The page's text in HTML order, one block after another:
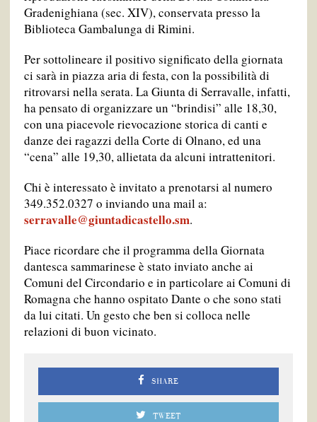
Gradenighiana (sec. XIV), conservata presso la
Biblioteca Gambalunga di Rimini.
Per sottolineare il positivo significato della giornata
ci sarà in piazza aria di festa, con la possibilità di
ritrovarsi nella serata. La Giunta di Serravalle, infatti,
ha pensato di organizzare un “brindisi” alle 18,30,
con una piacevole rievocazione storica di canti e
danze dei ragazzi della Corte di Olnano, ed una
“cena” alle 19,30, allietata da alcuni intrattenitori.
Chi è interessato è invitato a prenotarsi al numero
349.352.0327 o inviando una mail a:
serravalle@giuntadicastello.sm.
Piace ricordare che il programma della Giornata
dantesca sammarinese è stato inviato anche ai
Comuni del Circondario e in particolare ai Comuni di
Romagna che hanno ospitato Dante o che sono stati
da lui citati. Un gesto che ben si colloca nelle
relazioni di buon vicinato.
SHARE
TWEET